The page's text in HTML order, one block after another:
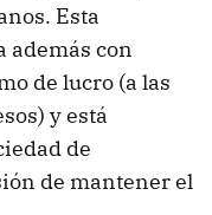
Esta
con
de lucro (a las
y está
de
de mantener el